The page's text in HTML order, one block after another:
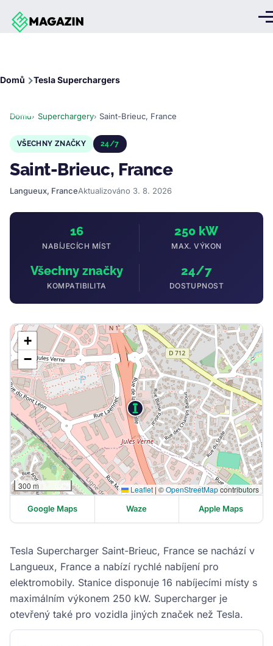
Přejít k hlavnímu obsahu
Domů Tesla Superchargers
Domů Superchargery Saint-Brieuc, France
VŠECHNY ZNAČKY 24/7
Saint-Brieuc, France
Langueux, FranceAktualizováno 3. 8. 2026
16
NABÍJECÍCH MÍST
250 kW
MAX. VÝKON
Všechny značky
KOMPATIBILITA
24/7
DOSTUPNOST
Tesla Supercharger Saint-Brieuc, France se nachází v
Langueux, France a nabízí rychlé nabíjení pro
elektromobily. Stanice disponuje 16 nabíjecími místy s
maximálním výkonem 250 kW. Supercharger je
otevřený také pro vozidla jiných značek než Tesla.
+
−
300 m Leaflet |©OpenStreetMapcontributors
Google Maps Waze Apple Maps